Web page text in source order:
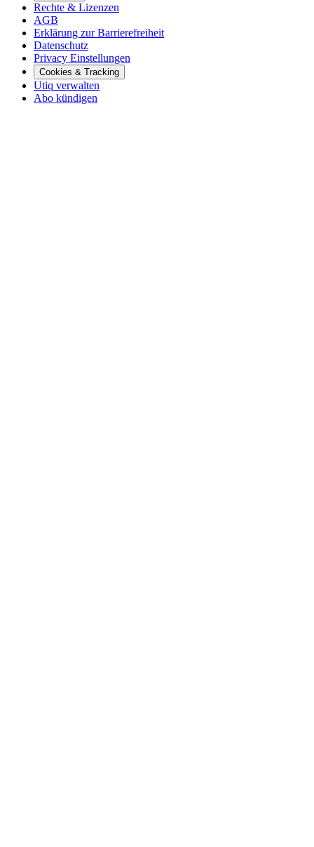
Rechte & Lizenzen
AGB
Erklärung zur Barrierefreiheit
Datenschutz
Privacy Einstellungen
Cookies & Tracking
Utiq verwalten
Abo kündigen